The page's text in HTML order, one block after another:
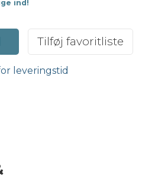
ind!
Tilføj favoritliste
leveringstid